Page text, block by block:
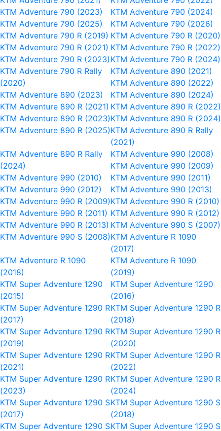
KTM Adventure 790 (2023)
KTM Adventure 790 (2024)
KTM Adventure 790 (2025)
KTM Adventure 790 (2026)
KTM Adventure 790 R (2019) KTM Adventure 790 R (2020)
KTM Adventure 790 R (2021) KTM Adventure 790 R (2022)
KTM Adventure 790 R (2023) KTM Adventure 790 R (2024)
KTM Adventure 790 R Rally
(2020)
KTM Adventure 890 (2021)
KTM Adventure 890 (2022)
KTM Adventure 890 (2023)
KTM Adventure 890 (2024)
KTM Adventure 890 R (2021) KTM Adventure 890 R (2022)
KTM Adventure 890 R (2023)KTM Adventure 890 R (2024)
KTM Adventure 890 R (2025)KTM Adventure 890 R Rally
(2021)
KTM Adventure 890 R Rally
(2024)
KTM Adventure 990 (2008)
KTM Adventure 990 (2009)
KTM Adventure 990 (2010)
KTM Adventure 990 (2011)
KTM Adventure 990 (2012)
KTM Adventure 990 (2013)
KTM Adventure 990 R (2009)KTM Adventure 990 R (2010)
KTM Adventure 990 R (2011) KTM Adventure 990 R (2012)
KTM Adventure 990 R (2013) KTM Adventure 990 S (2007)
KTM Adventure 990 S (2008)KTM Adventure R 1090
(2017)
KTM Adventure R 1090
(2018)
KTM Adventure R 1090
(2019)
KTM Super Adventure 1290
(2015)
KTM Super Adventure 1290
(2016)
KTM Super Adventure 1290 R
(2017)
KTM Super Adventure 1290 R
(2018)
KTM Super Adventure 1290 R
(2019)
KTM Super Adventure 1290 R
(2020)
KTM Super Adventure 1290 R
(2021)
KTM Super Adventure 1290 R
(2022)
KTM Super Adventure 1290 R
(2023)
KTM Super Adventure 1290 R
(2024)
KTM Super Adventure 1290 S
(2017)
KTM Super Adventure 1290 S
(2018)
KTM Super Adventure 1290 SKTM Super Adventure 1290 S